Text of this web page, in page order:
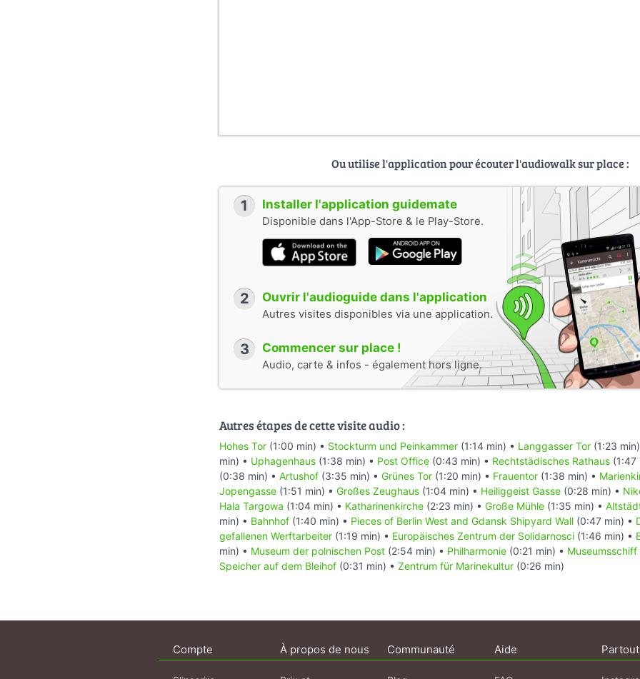
Ou utilise l'application pour écouter l'audiowalk sur place :
1 Installer l'application guidemate
Disponible dans l'App-Store & le Play-Store.
2 Ouvrir l'audioguide dans l'application
Autres visites disponibles via une application.
3 Commencer sur place !
Audio, carte & infos - également hors ligne.
Autres étapes de cette visite audio :
Hohes Tor (1:00 min) • Stockturm und Peinkammer (1:14 min) • Langgasser Tor (1:23
min) • Uphagenhaus (1:38 min) • Post Office (0:43 min) • Rechtstädisches Rathaus
(0:38 min) • Artushof (3:35 min) • Grünes Tor (1:20 min) • Frauentor (1:38 min) •
Jopengasse (1:51 min) • Großes Zeughaus (1:04 min) • Heiliggeist Gasse (0:28 min) •
Hala Targowa (1:04 min) • Katharinenkirche (2:23 min) • Große Mühle (1:35 min) •
min) • Bahnhof (1:40 min) • Pieces of Berlin West and Gdansk Shipyard Wall (0:47 min) •
gefallenen Werftarbeiter (1:19 min) • Europäisches Zentrum der Solidarnosci (1:46 min) •
min) • Museum der polnischen Post (2:54 min) • Philharmonie (0:21 min) •
Speicher auf dem Bleihof (0:31 min) • Zentrum für Marinekultur (0:26 min)
Compte À propos de nous Communauté Aide Partout